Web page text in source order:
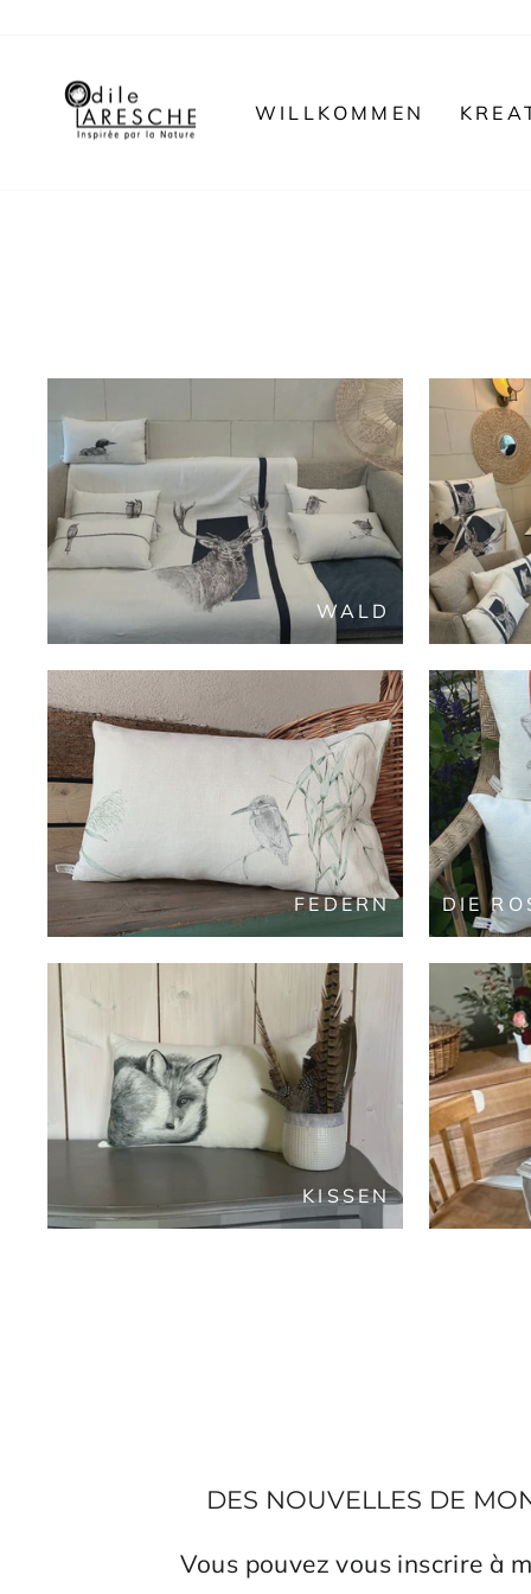
WILLKOMMEN
WALD
FEDERN DIE
KISSEN
DES NOUVELLES DE
Vous pouvez vous inscrire à